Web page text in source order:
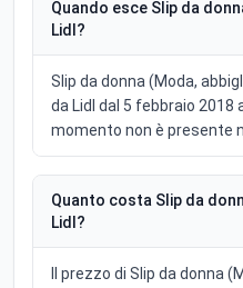
Quando esce Slip da
Lidl?
Slip da donna (Moda,
da Lidl dal 5 febbraio 2018
momento non è presente
Quanto costa Slip da
Lidl?
Il prezzo di Slip da donna